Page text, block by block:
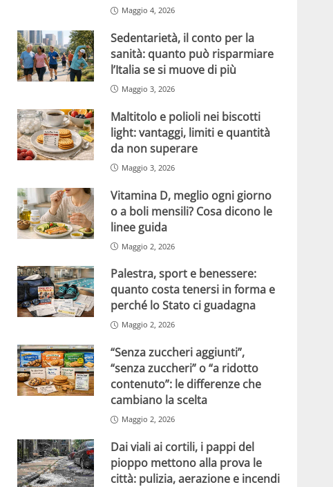
Maggio 4, 2026
Sedentarietà, il conto per la
sanità: quanto può risparmiare
l’Italia se si muove di più
Maggio 3, 2026
Maltitolo e polioli nei biscotti
light: vantaggi, limiti e quantità
da non superare
Maggio 3, 2026
Vitamina D, meglio ogni giorno
o a boli mensili? Cosa dicono le
linee guida
Maggio 2, 2026
Palestra, sport e benessere:
quanto costa tenersi in forma e
perché lo Stato ci guadagna
Maggio 2, 2026
“Senza zuccheri aggiunti”,
“senza zuccheri” o “a ridotto
contenuto”: le differenze che
cambiano la scelta
Maggio 2, 2026
Dai viali ai cortili, i pappi del
pioppo mettono alla prova le
città: pulizia, aerazione e incendi